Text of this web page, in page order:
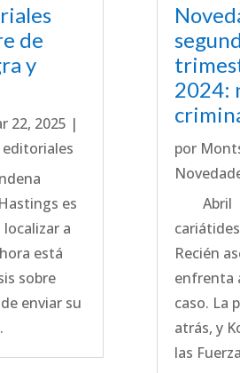
de
y
22, 2025 |
es
a
está
sobre
enviar su
2024:
por
Abril
Recién
enfrenta
caso. La
atrás, y
las